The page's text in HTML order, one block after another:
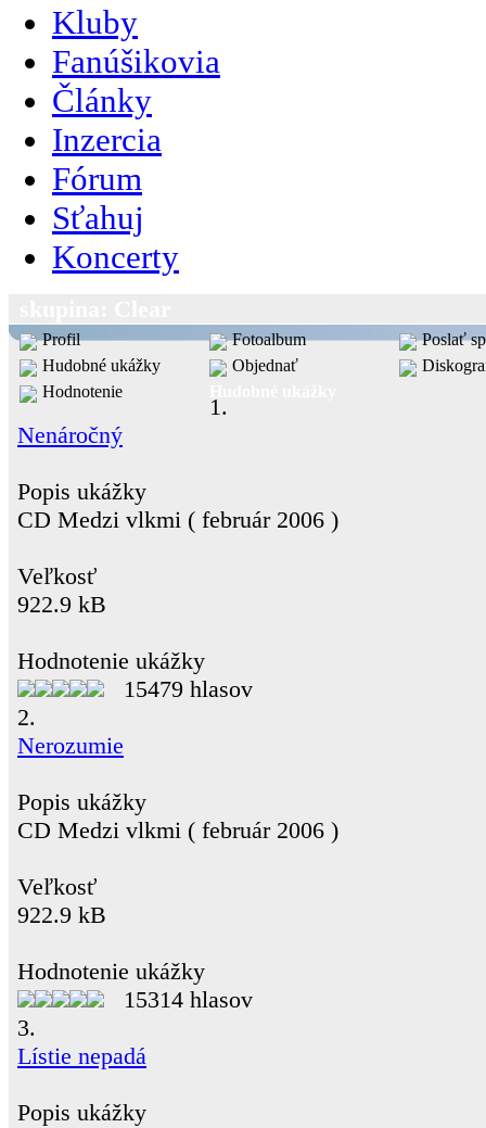
Kluby
Fanúšikovia
Články
Inzercia
Fórum
Sťahuj
Koncerty
Profil Fotoalbum
Poslať
Hudobné ukážky
Objednať
Hodnotenie
1.
Nenáročný
Popis ukážky
CD Medzi vlkmi ( február 2006 )
Veľkosť
922.9 kB
Hodnotenie ukážky
15479 hlasov
2.
Nerozumie
Popis ukážky
CD Medzi vlkmi ( február 2006 )
Veľkosť
922.9 kB
Hodnotenie ukážky
15314 hlasov
3.
Lístie nepadá
Popis ukážky